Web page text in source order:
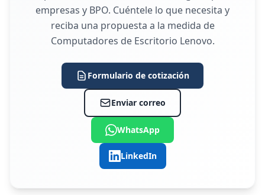
empresas y BPO. Cuéntele lo que necesita y
reciba una propuesta a la medida de
Computadores de Escritorio Lenovo.
Formulario de cotización
Enviar correo
WhatsApp
LinkedIn